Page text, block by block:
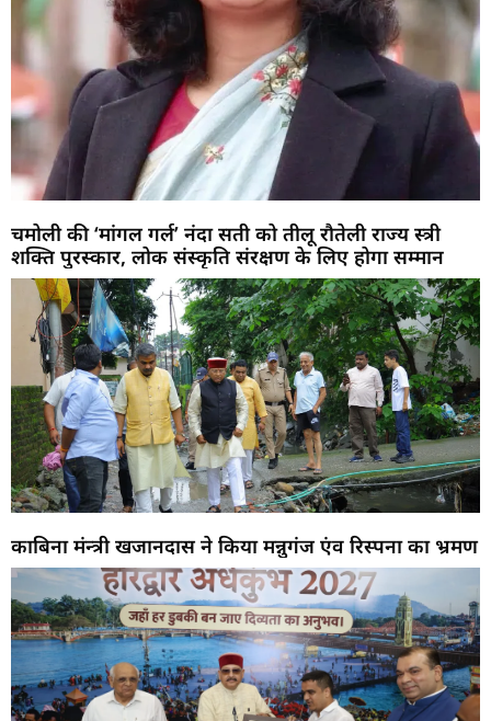
चमोली की ‘मांगल गर्ल’ नंदा सती को तीलू रौतेली राज्य स्त्री
शक्ति पुरस्कार, लोक संस्कृति संरक्षण के लिए होगा सम्मान
काबिना मंन्त्री खजानदास ने किया मन्नुगंज एंव रिस्पना का भ्रमण